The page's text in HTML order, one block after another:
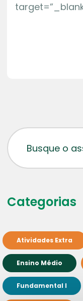
Categorias
Atividades Extra
Ensino Médio
Fundamental I